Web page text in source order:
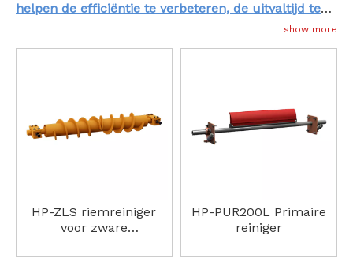
helpen de efficiëntie te verbeteren, de uitvaltijd te
verminderen en de kosten die verband houden met
het onderhoud en de vervanging van de riem te
show more
HP-ZLS riemreiniger
voor zware
HP-PUR200L Primaire
reiniger